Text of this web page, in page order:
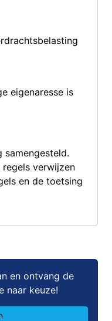
eigenaresse is
samengesteld.
verwijzen
en de toetsing
en ontvang de
naar keuze!